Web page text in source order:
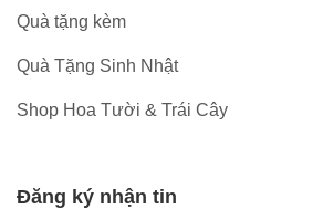
Quà tặng kèm
Quà Tặng Sinh Nhật
Shop Hoa Tười & Trái Cây
Đăng ký nhận tin